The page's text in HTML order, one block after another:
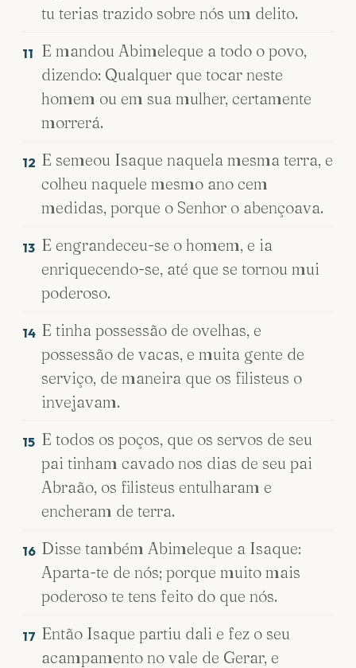
tu terias trazido sobre nós um delito.
11 E mandou Abimeleque a todo o povo,
dizendo: Qualquer que tocar neste
homem ou em sua mulher, certamente
morrerá.
12 E semeou Isaque naquela mesma terra, e
colheu naquele mesmo ano cem
medidas, porque o Senhor o abençoava.
13 E engrandeceu-se o homem, e ia
enriquecendo-se, até que se tornou mui
poderoso.
14 E tinha possessão de ovelhas, e
possessão de vacas, e muita gente de
serviço, de maneira que os filisteus o
invejavam.
15 E todos os poços, que os servos de seu
pai tinham cavado nos dias de seu pai
Abraão, os filisteus entulharam e
encheram de terra.
16 Disse também Abimeleque a Isaque:
Aparta-te de nós; porque muito mais
poderoso te tens feito do que nós.
17 Então Isaque partiu dali e fez o seu
acampamento no vale de Gerar, e